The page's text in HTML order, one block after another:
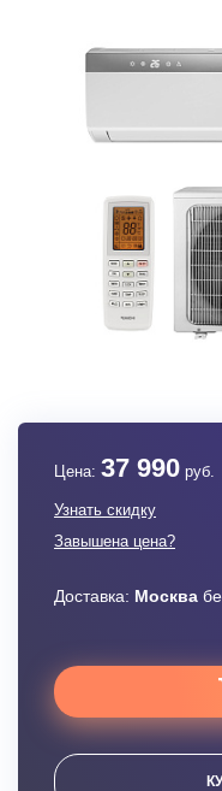
Цена: 37 990 руб.
Узнать скидку
Завышена цена?
Доставка: Москва